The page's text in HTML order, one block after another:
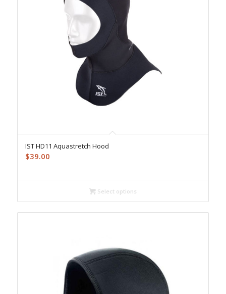
IST HD11 Aquastretch Hood
$39.00
Select options